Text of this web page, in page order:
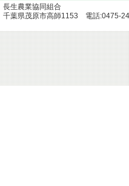
長生農業協同組合
千葉県茂原市高師1153 電話:0475-